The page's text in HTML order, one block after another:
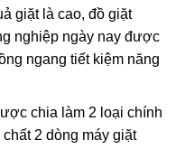
giặt là cao, đồ giặt
nghiệp ngày nay được
ngang tiết kiệm năng
chia làm 2 loại chính
2 dòng máy giặt